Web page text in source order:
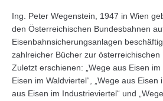
Ing. Peter Wegenstein, 1947 in Wien
den Österreichischen Bundesbahnen
Eisenbahnsicherungsanlagen
zahlreicher Bücher zur österreichischen
Zuletzt erschienen: „Wege aus Eisen im
Eisen im Waldviertel“, „Wege aus Eisen
aus Eisen im Industrieviertel“ und